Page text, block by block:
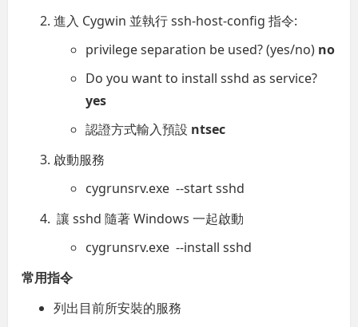
進入 Cygwin 並執行 ssh-host-config 指令:
privilege separation be used? (yes/no) no
Do you want to install sshd as service?
yes
認證方式輸入預設 ntsec
啟動服務
cygrunsrv.exe --start sshd
讓 sshd 隨著 Windows 一起啟動
cygrunsrv.exe --install sshd
常用指令
列出目前所安裝的服務